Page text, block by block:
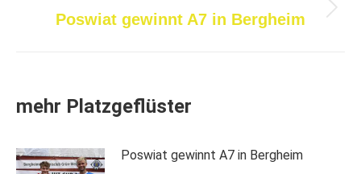
Nächster
Poswiat gewinnt A7 in Bergheim
mehr Platzgeflüster
Poswiat gewinnt A7 in Bergheim